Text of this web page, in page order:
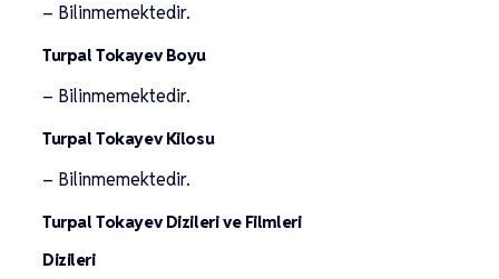
– Bilinmemektedir.
Turpal Tokayev Boyu
– Bilinmemektedir.
Turpal Tokayev Kilosu
– Bilinmemektedir.
Turpal Tokayev Dizileri ve Filmleri
Dizileri